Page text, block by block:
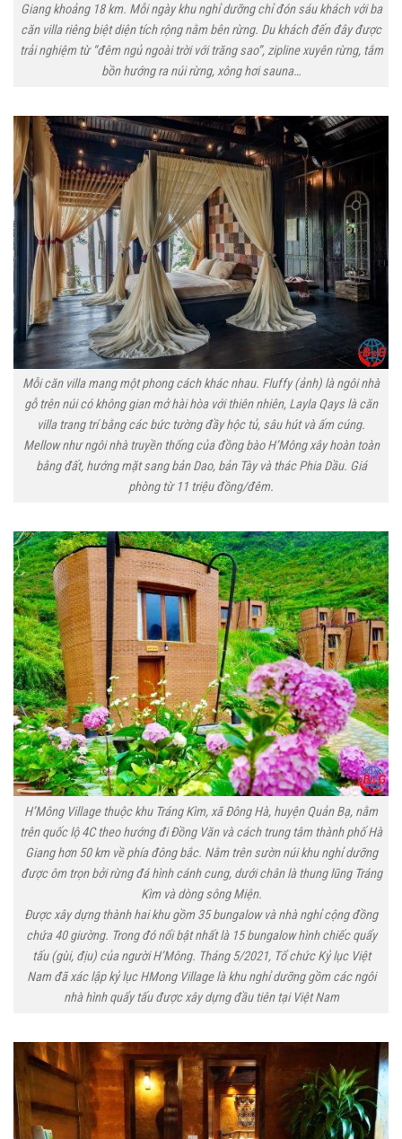
Giang khoảng 18 km. Mỗi ngày khu nghỉ dưỡng chỉ đón sáu khách với ba
căn villa riêng biệt diện tích rộng nằm bên rừng. Du khách đến đây được
trải nghiệm từ “đêm ngủ ngoài trời với trăng sao”, zipline xuyên rừng, tắm
bồn hướng ra núi rừng, xông hơi sauna…
Mỗi căn villa mang một phong cách khác nhau. Fluffy (ảnh) là ngôi nhà
gỗ trên núi có không gian mở hài hòa với thiên nhiên, Layla Qays là căn
villa trang trí bằng các bức tường đầy hộc tủ, sâu hút và ấm cúng.
Mellow như ngôi nhà truyền thống của đồng bào H’Mông xây hoàn toàn
bằng đất, hướng mặt sang bản Dao, bản Tày và thác Phia Dầu. Giá
phòng từ 11 triệu đồng/đêm.
H’Mông Village thuộc khu Tráng Kìm, xã Đông Hà, huyện Quản Bạ, nằm
trên quốc lộ 4C theo hướng đi Đồng Văn và cách trung tâm thành phố Hà
Giang hơn 50 km về phía đông bắc. Nằm trên sườn núi khu nghỉ dưỡng
được ôm trọn bởi rừng đá hình cánh cung, dưới chân là thung lũng Tráng
Kìm và dòng sông Miện.
Được xây dựng thành hai khu gồm 35 bungalow và nhà nghỉ cộng đồng
chứa 40 giường. Trong đó nổi bật nhất là 15 bungalow hình chiếc quẩy
tấu (gùi, địu) của người H’Mông. Tháng 5/2021, Tổ chức Kỷ lục Việt
Nam đã xác lập kỷ lục HMong Village là khu nghỉ dưỡng gồm các ngôi
nhà hình quẩy tấu được xây dựng đầu tiên tại Việt Nam